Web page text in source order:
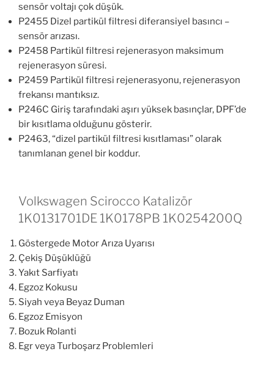
sensör voltajı çok düşük.
P2455 Dizel partikül filtresi diferansiyel basıncı –
sensör arızası.
P2458 Partikül filtresi rejenerasyon maksimum
rejenerasyon süresi.
P2459 Partikül filtresi rejenerasyonu, rejenerasyon
frekansı mantıksız.
P246C Giriş tarafındaki aşırı yüksek basınçlar, DPF’de
bir kısıtlama olduğunu gösterir.
P2463, “dizel partikül filtresi kısıtlaması” olarak
tanımlanan genel bir koddur.
Volkswagen Scirocco Katalizör
1K0131701DE 1K0178PB 1K0254200Q
Göstergede Motor Arıza Uyarısı
Çekiş Düşüklüğü
Yakıt Sarfiyatı
Egzoz Kokusu
Siyah veya Beyaz Duman
Egzoz Emisyon
Bozuk Rolanti
Egr veya Turboşarz Problemleri